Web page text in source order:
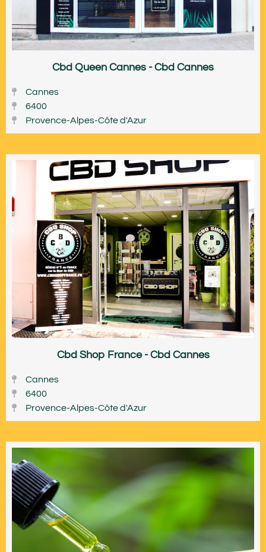
Cbd Queen Cannes - Cbd Cannes
Cannes
6400
Provence-Alpes-Côte d'Azur
Cbd Shop France - Cbd Cannes
Cannes
6400
Provence-Alpes-Côte d'Azur